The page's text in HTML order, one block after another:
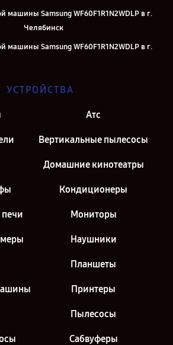
машины Samsung WF60F1R1N2WDLP в г.
Челябинск
машины Samsung WF60F1R1N2WDLP в г.
Казань
машины Samsung WF60F1R1N2WDLP в г.
машины Samsung WF60F1R1N2WDLP в г.
Санкт-Петербург
УСТРОЙСТВА
Атс
Вертикальные пылесосы
Домашние кинотеатры
Кондиционеры
Мониторы
Наушники
Планшеты
Принтеры
Пылесосы
Сабвуферы